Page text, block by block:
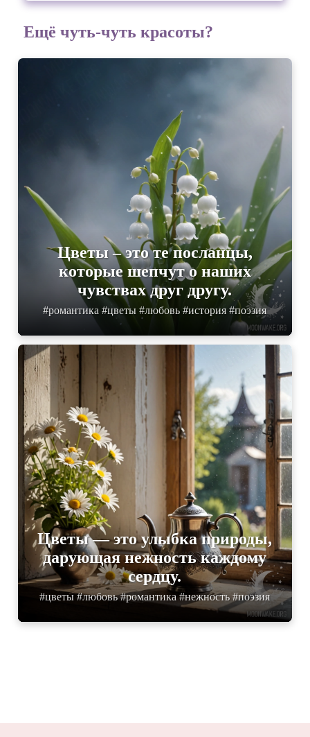
Ещё чуть-чуть красоты?
Цветы – это те посланцы,
которые шепчут о наших
чувствах друг другу.
#романтика #цветы #любовь #история #поэзия
Цветы — это улыбка природы,
дарующая нежность каждому
сердцу.
#цветы #любовь #романтика #нежность #поэзия